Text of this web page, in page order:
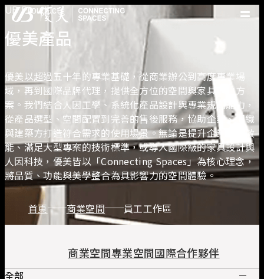
優美產品
優美脈動
常見問題
關於優美
優美服務
人才招募
聯絡我們
UB Prouduct
優美產品
優美以超過五十年的專業基礎，從商業辦公到高度專業場
域，再到國際品牌代理，提供全方位的空間與家具解決方
案。我們結合人因工學、系統化產品設計與專業規劃能力，
從產品選型、空間配置到完善的售後服務，協助企業、組織
與建築方打造符合需求的使用場景。無論是提升企業協作效
能、滿足大型專案的技術標準，或導入國際級的家具設計與
人因科技，優美皆以「Connecting Spaces」為核心理念，
將品質、功能與美學整合為具影響力的空間體驗。
首頁 商業空間 員工工作區
商業空間專業空間國際合作夥伴
全部